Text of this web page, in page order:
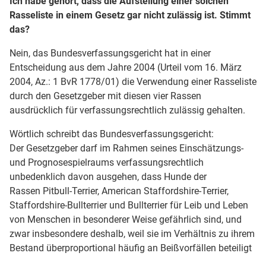
Rasseliste in einem Gesetz gar nicht zulässig ist. Stimmt
das?
Nein, das Bundesverfassungsgericht hat in einer
Entscheidung aus dem Jahre 2004 (Urteil vom 16. März
2004, Az.: 1 BvR 1778/01) die Verwendung einer Rasseliste
durch den Gesetzgeber mit diesen vier Rassen
ausdrücklich für verfassungsrechtlich zulässig gehalten.
Wörtlich schreibt das Bundesverfassungsgericht:
Der Gesetzgeber darf im Rahmen seines Einschätzungs-
und Prognosespielraums verfassungsrechtlich
unbedenklich davon ausgehen, dass Hunde der
Rassen Pitbull-Terrier, American Staffordshire-Terrier,
Staffordshire-Bullterrier und Bullterrier für Leib und Leben
von Menschen in besonderer Weise gefährlich sind, und
zwar insbesondere deshalb, weil sie im Verhältnis zu ihrem
Bestand überproportional häufig an Beißvorfällen beteiligt